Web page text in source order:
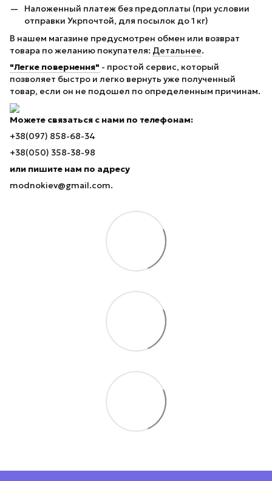
Наложенный платеж без предоплаты (при условии
отправки Укрпочтой, для посылок до 1 кг)
В нашем магазине предусмотрен обмен или возврат
товара по желанию покупателя: Детальнее.
"Легке повернення" - простой сервис, который
позволяет быстро и легко вернуть уже полученный
товар, если он не подошел по определенным причинам.
Можете связаться с нами по телефонам:
+38(097) 858-68-34
+38(050) 358-38-98
или пишите нам по адресу
modnokiev@gmail.com.